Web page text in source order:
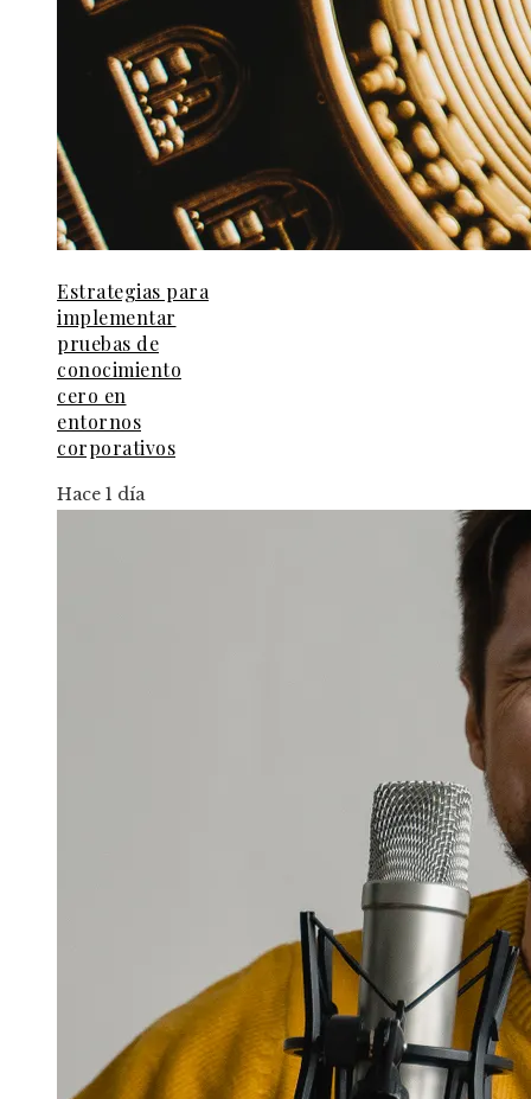
Estrategias para
implementar
pruebas de
conocimiento
cero en
entornos
corporativos
Hace 1 día